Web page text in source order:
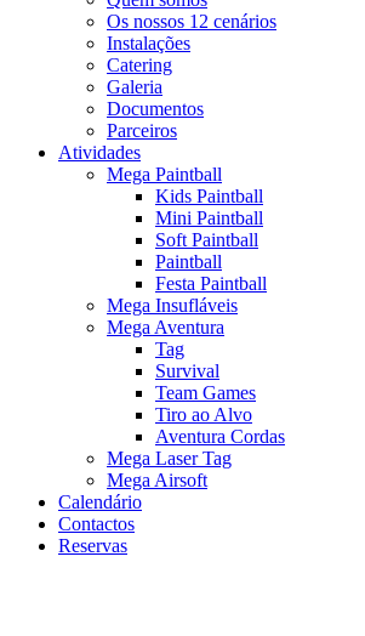
Os nossos 12 cenários
Instalações
Catering
Galeria
Documentos
Parceiros
Atividades
Mega Paintball
Kids Paintball
Mini Paintball
Soft Paintball
Paintball
Festa Paintball
Mega Insufláveis
Mega Aventura
Tag
Survival
Team Games
Tiro ao Alvo
Aventura Cordas
Mega Laser Tag
Mega Airsoft
Calendário
Contactos
Reservas